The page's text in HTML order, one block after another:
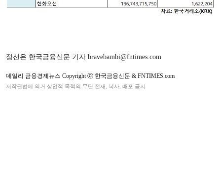
정선은 한국금융신문 기자 bravebambi@fntimes.com
데일리 금융경제뉴스 Copyright ⓒ 한국금융신문 & FNTIMES.com
저작권법에 의거 상업적 목적의 무단 전재, 복사, 배포 금지